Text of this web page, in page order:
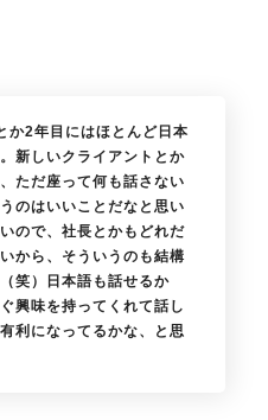
か2年目にはほとんど日本
新しいクライアントとか
ただ座って何も話さない
のはいいことだなと思い
ので、社長とかもどれだ
から、そういうのも結構
笑）日本語も話せるか
興味を持ってくれて話し
利になってるかな、と思